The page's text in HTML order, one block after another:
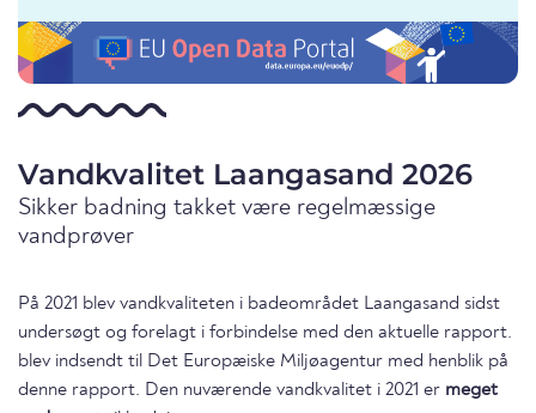
Vandkvalitet Laangasand 2026
Sikker badning takket være regelmæssige
vandprøver
På 2021 blev vandkvaliteten i badeområdet Laangasand sidst
undersøgt og forelagt i forbindelse med den aktuelle rapport.
blev indsendt til Det Europæiske Miljøagentur med henblik på
denne rapport. Den nuværende vandkvalitet i 2021 er meget